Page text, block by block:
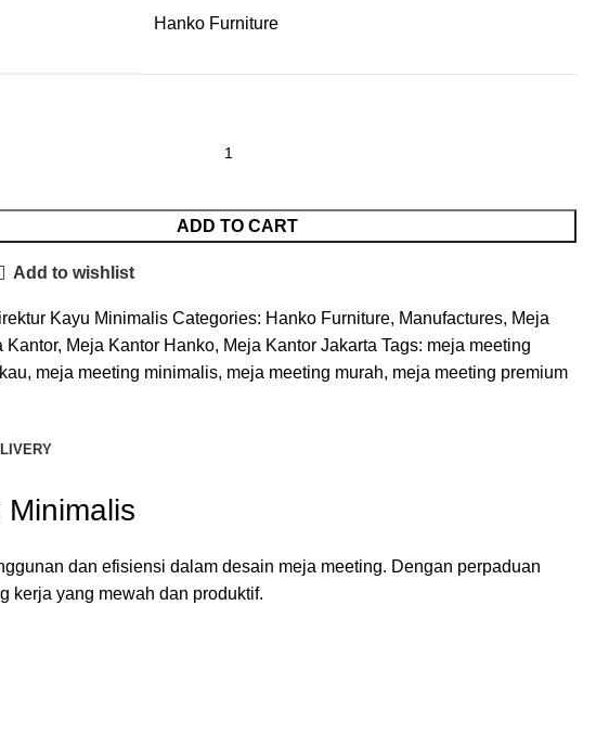
Hanko Furniture
ADD TO CART
Add to wishlist
Kayu Minimalis Categories: Hanko Furniture, Manufactures, Meja
Kantor, Meja Kantor Hanko, Meja Kantor Jakarta Tags: meja meeting
, meja meeting minimalis, meja meeting murah, meja meeting premium
dan efisiensi dalam desain meja meeting. Dengan perpaduan
kerja yang mewah dan produktif.